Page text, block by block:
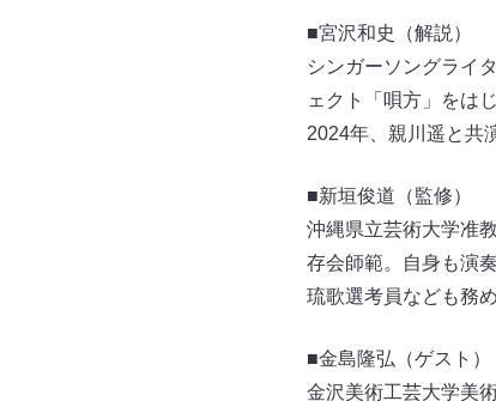
■宮沢和史（解説）
シンガーソングライ
ェクト「唄方」をは
2024年、親川遥と共
■新垣俊道（監修）
沖縄県立芸術大学准
存会師範。自身も演
琉歌選考員なども務
■金島隆弘（ゲスト）
金沢美術工芸大学美